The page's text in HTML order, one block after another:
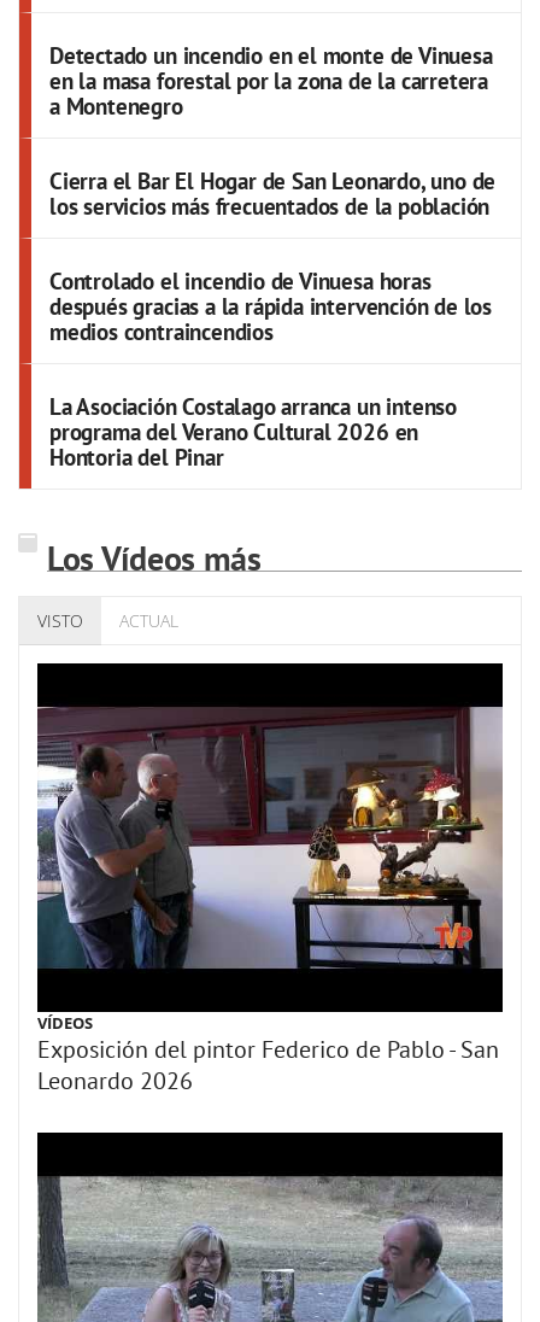
Detectado un incendio en el monte de Vinuesa
en la masa forestal por la zona de la carretera
a Montenegro
Cierra el Bar El Hogar de San Leonardo, uno de
los servicios más frecuentados de la población
Controlado el incendio de Vinuesa horas
después gracias a la rápida intervención de los
medios contraincendios
La Asociación Costalago arranca un intenso
programa del Verano Cultural 2026 en
Hontoria del Pinar
Los Vídeos más
VISTO ACTUAL
VÍDEOS
Exposición del pintor Federico de Pablo - San
Leonardo 2026